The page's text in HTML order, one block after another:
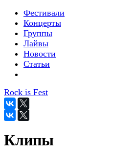
Фестивали
Концерты
Группы
Лайвы
Новости
Статьи
Rock is Fest
Клипы